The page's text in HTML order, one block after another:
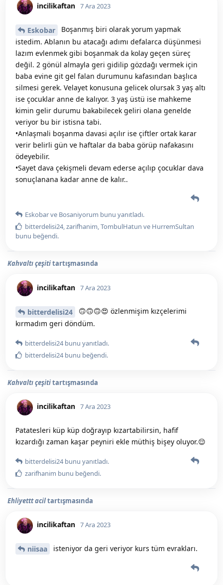
incilikaftan 7 Ara 2023
Eskobar
Boşanmış biri olarak yorum yapmak
istedim. Ablanın bu atacağı adımı defalarca düşünmesi
lazım evlenmek gibi boşanmak da kolay geçen süreç
değil. 2 gönül almayla geri gidilip gözdağı vermek için
baba evine git gel falan durumunu kafasından başlıca
silmesi gerek. Velayet konusuna gelicek olursak 3 yaş altı
ise çocuklar anne de kalıyor. 3 yaş üstü ise mahkeme
kimin gelir durumu bakabilecek geliri olana genelde
veriyor bu bir istisna tabi.
•Anlaşmali boşanma davasi açılır ise çiftler ortak karar
verir belirli gün ve haftalar da baba görüp nafakasını
ödeyebilir.
•Sayet dava çekişmeli devam ederse açılıp çocuklar dava
sonuçlanana kadar anne de kalır..
Eskobarve Bosaniyorum bunu yanıtladı.
bitterdelisi24,zarifhanim,TombulHatun ve HurremSultan
bunu beğendi.
Kahvaltı çeşititartışmasında
incilikaftan 7 Ara 2023
bitterdelisi24
🙃🙃🙃😍 özlenmişim kızçelerimi
kırmadım geri döndüm.
bitterdelisi24bunu yanıtladı.
bitterdelisi24bunu beğendi.
Kahvaltı çeşititartışmasında
incilikaftan 7 Ara 2023
Patatesleri küp küp doğrayıp kızartabilirsin, hafif
kızardığı zaman kaşar peyniri ekle müthiş bişey oluyor.😌
bitterdelisi24bunu yanıtladı.
zarifhanim bunu beğendi.
Ehliyettt aciltartışmasında
incilikaftan 7 Ara 2023
niisaa isteniyor da geri veriyor kurs tüm evrakları.